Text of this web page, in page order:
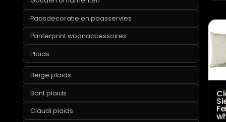
Opbergen
Ornamenten
Gouden ornamenten
Paasdecoratie en paasservies
Panterprint woonaccessoires